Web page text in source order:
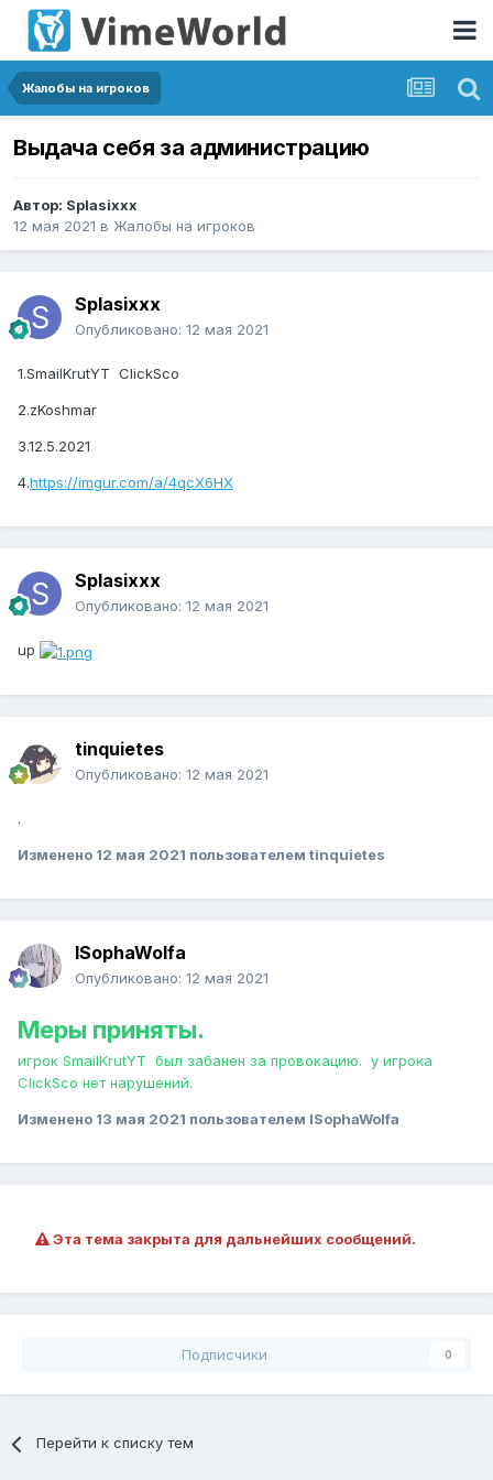
Жалобы на игроков
Выдача себя за администрацию
Автор: Splasixxx
12 мая 2021 в Жалобы на игроков
Splasixxx
Опубликовано: 12 мая 2021
1.SmailKrutYT ClickSco
2.zKoshmar
3.12.5.2021
4.https://imgur.com/a/4qcX6HX
Splasixxx
Опубликовано: 12 мая 2021
up
tinquietes
Опубликовано: 12 мая 2021
.
Изменено 12 мая 2021 пользователем tinquietes
ISophaWolfa
Опубликовано: 12 мая 2021
Меры приняты.
игрок SmailKrutYT был забанен за провокацию. у игрока
ClickSco нет нарушений.
Изменено 13 мая 2021 пользователем ISophaWolfa
Эта тема закрыта для дальнейших сообщений.
Подписчики 0
Перейти к списку тем